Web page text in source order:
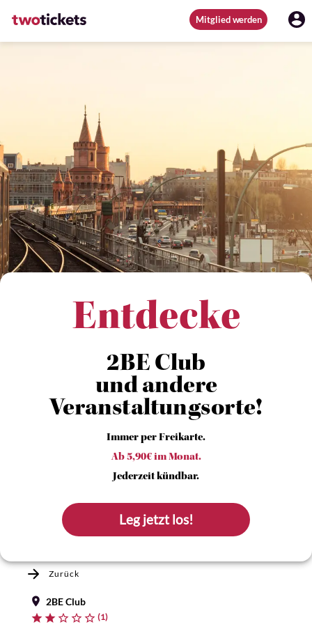
Mitglied werden
Entdecke
2BE Club
und andere
Veranstaltungsorte!
Immer per Freikarte.
Ab 5,90€ im Monat.
Jederzeit kündbar.
Leg jetzt los!
Zurück
2BE Club
(1)